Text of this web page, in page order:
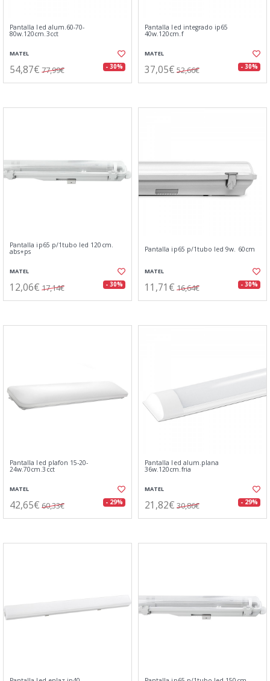
Pantalla led alum.60-70-
80w.120cm.3cct
MATEL
54,87€ 77,99€ - 30%
Pantalla led integrado ip65
40w.120cm.f
MATEL
37,05€ 52,66€ - 30%
Pantalla ip65 p/1tubo led 120cm.
abs+ps
MATEL
12,06€ 17,14€ - 30%
Pantalla ip65 p/1tubo led 9w. 60cm
MATEL
11,71€ 16,64€ - 30%
Pantalla led plafon 15-20-
24w.70cm.3cct
MATEL
42,65€ 60,33€ - 29%
Pantalla led alum.plana
36w.120cm.fria
MATEL
21,82€ 30,86€ - 29%